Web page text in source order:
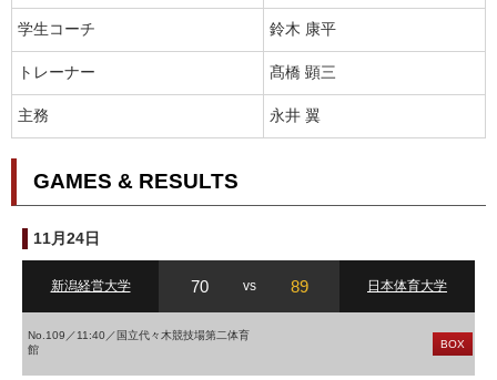
学生コーチ 鈴木 康平
トレーナー 髙橋 顕三
主務 永井 翼
GAMES & RESULTS
11月24日
新潟経営大学 70 vs 89 日本体育大学
No.109／11:40／国立代々木競技場第二体育
館
BOX